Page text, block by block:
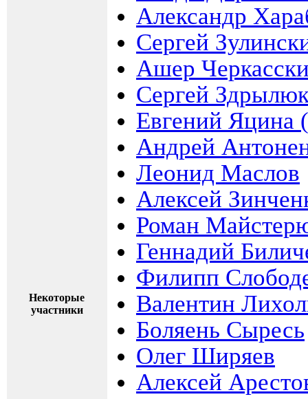
Некоторые
участники
Александр
Сергей
Ашер
Сергей
Евгений Яцина
Андрей
Леонид Маслов
Алексей
Роман
Геннадий
Филипп
Валентин
Боляень Сыресь
Олег Ширяев
Алексей